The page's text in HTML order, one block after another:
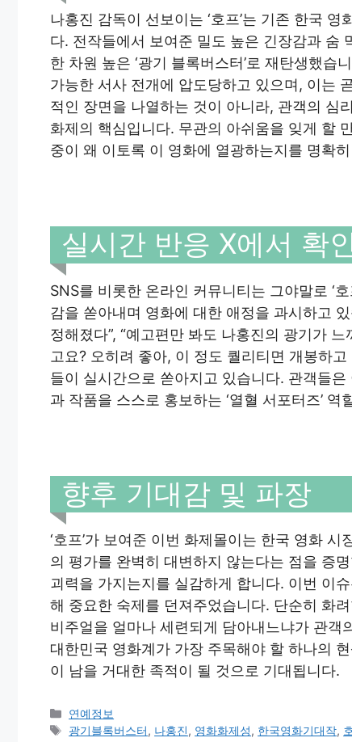
나홍진 감독이 선보이는 ‘호프’는 기존 한국
다. 전작들에서 보여준 밀도 높은 긴장감과 숨
한 차원 높은 ‘광기 블록버스터’로 재탄생했
가능한 서사 전개에 압도당하고 있으며, 이는
적인 장면을 나열하는 것이 아니라, 관객의 심
화제의 핵심입니다. 무관의 아쉬움을 잊게 할
중이 왜 이토록 이 영화에 열광하는지를 명확
실시간 반응 X에서 확
SNS를 비롯한 온라인 커뮤니티는 그야말로 ‘
감을 쏟아내며 영화에 대한 애정을 과시하고
정해졌다”, “예고편만 봐도 나홍진의 광기가
고요? 오히려 좋아, 이 정도 퀄리티면 개봉하
들이 실시간으로 쏟아지고 있습니다. 관객들
과 작품을 스스로 홍보하는 ‘열혈 서포터즈’
향후 기대감 및 파장
‘호프’가 보여준 이번 화제몰이는 한국 영화
의 평가를 완벽히 대변하지 않는다는 점을 증
괴력을 가지는지를 실감하게 합니다. 이번 이
해 중요한 숙제를 던져주었습니다. 단순히 화
비주얼을 얼마나 세련되게 담아내느냐가 관객
대한민국 영화계가 가장 주목해야 할 하나의
이 남을 거대한 족적이 될 것으로 기대됩니다.
Categories
연예정보
Tags
광기블록버스터, 나홍진, 영화화제성, 한국영화기대작,